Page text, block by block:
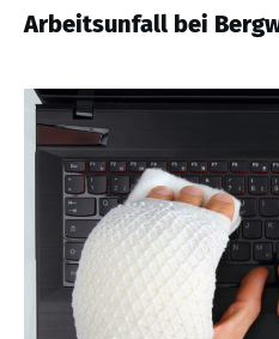
Arbeitsunfall bei